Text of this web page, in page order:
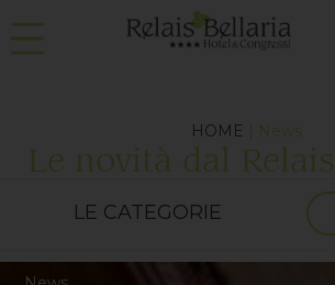
HOME | News
Le novità dal